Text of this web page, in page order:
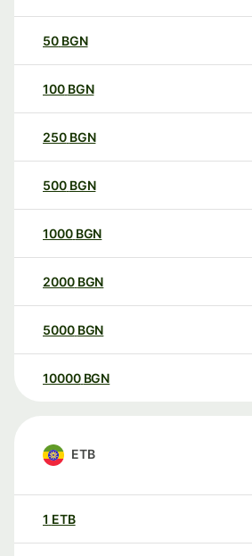
50 BGN
100 BGN
250 BGN
500 BGN
1000 BGN
2000 BGN
5000 BGN
10000 BGN
ETB
1 ETB